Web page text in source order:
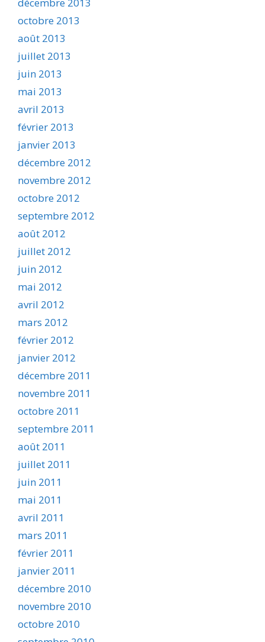
octobre 2013
août 2013
juillet 2013
juin 2013
mai 2013
avril 2013
février 2013
janvier 2013
décembre 2012
novembre 2012
octobre 2012
septembre 2012
août 2012
juillet 2012
juin 2012
mai 2012
avril 2012
mars 2012
février 2012
janvier 2012
décembre 2011
novembre 2011
octobre 2011
septembre 2011
août 2011
juillet 2011
juin 2011
mai 2011
avril 2011
mars 2011
février 2011
janvier 2011
décembre 2010
novembre 2010
octobre 2010